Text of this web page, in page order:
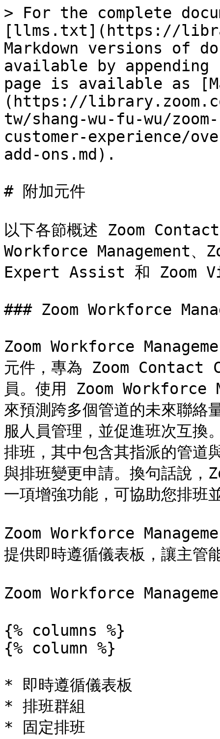
> For the complete
[llms.txt](https://
Markdown versions of
available by
page is available as
(https://
tw/shang-wu-fu-wu/
customer-experience/
add-ons.md).
# 附加元件
以下各節概述 Zoom
Workforce Management、
Expert Assist 和 Zoom
### Zoom Workforce
Zoom Workforce
元件，專為 Zoom Contact
員。使用 Zoom Workforce
來預測跨多個管道的未來聯絡
服人員管理，並促進班次互換
排班，其中包含其指派的管道
與排班變更申請。換句話說
一項增強功能，可協助您排班
Zoom Workforce
提供即時遵循儀表板，讓主管
Zoom Workforce
{% columns %}
{% column %}
* 即時遵循儀表板
* 排班群組
* 固定排班